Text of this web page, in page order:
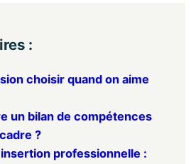
:
choisir quand on aime
un bilan de compétences
?
professionnelle :